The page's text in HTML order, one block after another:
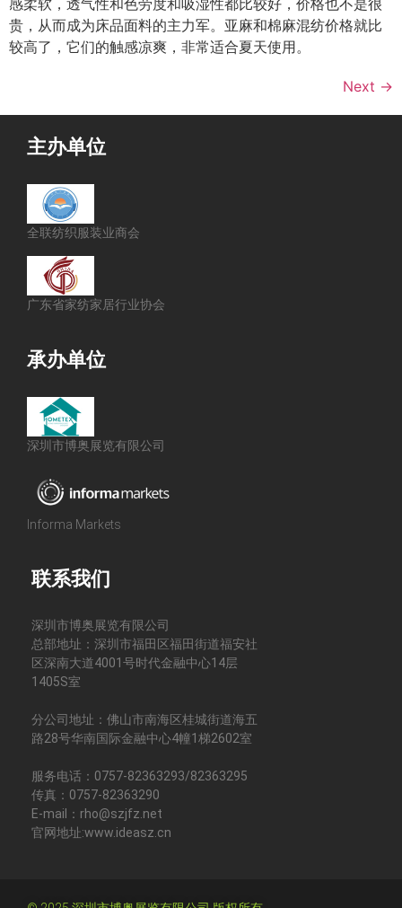
贵，从而成为床品面料的主力军。亚麻和棉麻混纺价格就比
较高了，它们的触感凉爽，非常适合夏天使用。
Next →
主办单位
全联纺织服装业商会
广东省家纺家居行业协会
承办单位
深圳市博奥展览有限公司
Informa Markets
联系我们
深圳市博奥展览有限公司
总部地址：深圳市福田区福田街道福安社
区深南大道4001号时代金融中心14层
1405S室
分公司地址：佛山市南海区桂城街道海五
路28号华南国际金融中心4幢1梯2602室
服务电话：0757-82363293/82363295
传真：0757-82363290
E-mail：rho@szjfz.net
官网地址:www.ideasz.cn